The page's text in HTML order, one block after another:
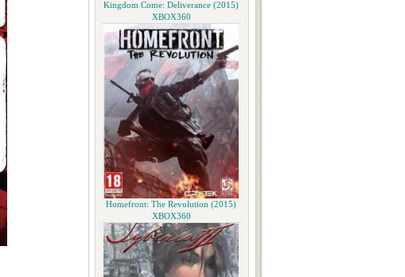
Kingdom Come: Deliverance (2015)
XBOX360
Homefront: The Revolution (2015)
XBOX360